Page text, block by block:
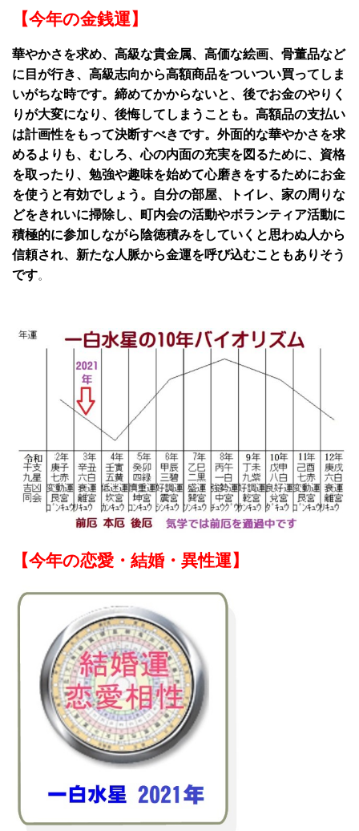
【今年の金銭運】
華やかさを求め、高級な貴金属、高価な絵画、骨董品など
に目が行き、高級志向から高額商品をついつい買ってしま
いがちな時です。締めてかからないと、後でお金のやりく
りが大変になり、後悔してしまうことも。高額品の支払い
は計画性をもって決断すべきです。外面的な華やかさを求
めるよりも、むしろ、心の内面の充実を図るために、資格
を取ったり、勉強や趣味を始めて心磨きをするためにお金
を使うと有効でしょう。自分の部屋、トイレ、家の周りな
どをきれいに掃除し、町内会の活動やボランティア活動に
積極的に参加しながら陰徳積みをしていくと思わぬ人から
信頼され、新たな人脈から金運を呼び込むこともありそう
です。
【今年の恋愛・結婚・異性運】